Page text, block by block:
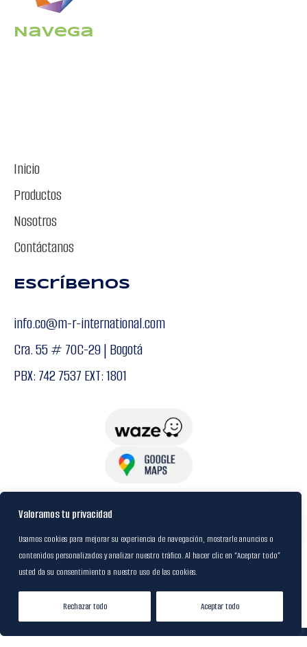
Valoramos tu privacidad
Usamos cookies para mejorar su experiencia de navegación, mostrarle anuncios o
contenidos personalizados y analizar nuestro tráfico. Al hacer clic en “Aceptar todo”
usted da su consentimiento a nuestro uso de las cookies.
Rechazar todo Aceptar todo
Navega
Inicio
Productos
Nosotros
Contáctanos
Escríbenos
info.co@m-r-international.com
Cra. 55 # 70C-29 | Bogotá
PBX: 742 7537 EXT: 1801
USuarios
Política de Datos
Certificación FSC